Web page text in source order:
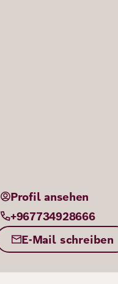
Profil ansehen
+967734928666
E-Mail schreiben